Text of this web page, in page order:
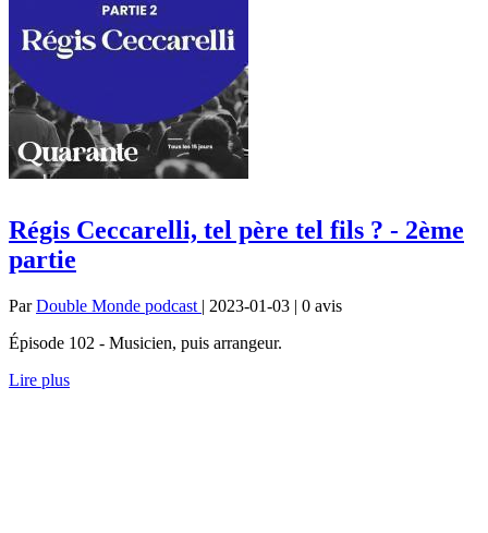
Régis Ceccarelli, tel père tel fils ? - 2ème
partie
ParDouble Monde podcast | 2023-01-03 | 0 avis
Épisode 102 - Musicien, puis arrangeur.
Lire plus